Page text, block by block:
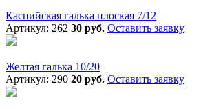
Каспийская галька плоская 7/12
Артикул: 262 30 руб. Оставить заявку
Желтая галька 10/20
Артикул: 290 20 руб. Оставить заявку